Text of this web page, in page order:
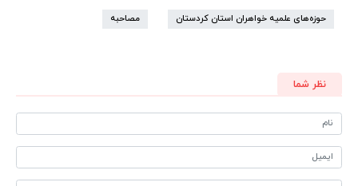
حوزه‌های علمیه خواهران استان کردستان مصاحبه
نظر شما